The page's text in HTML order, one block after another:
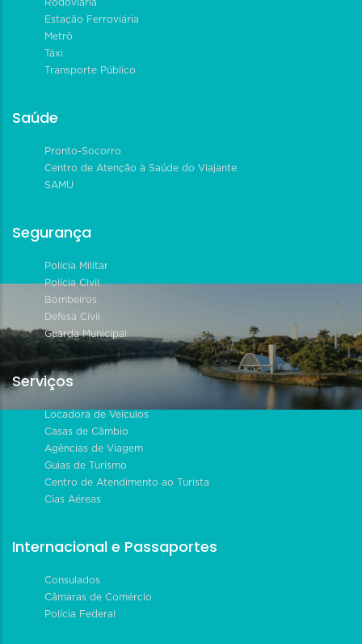
Rodoviária
Estação Ferroviária
Metrô
Táxi
Transporte Público
Saúde
Pronto-Socorro
Centro de Atenção à Saúde do Viajante
SAMU
Segurança
Polícia Militar
Polícia Civil
Bombeiros
Defesa Civil
Guarda Municipal
Serviços
Locadora de Veículos
Casas de Câmbio
Agências de Viagem
Guias de Turismo
Centro de Atendimento ao Turista
Cias Aéreas
Internacional e Passaportes
Consulados
Câmaras de Comércio
Polícia Federal